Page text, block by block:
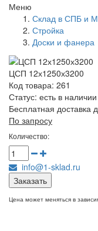
Меню
Склад в СПБ и
Стройка
Доски и фанера
ЦСП 12х1250х3200
Код товара: 261
Статус: есть в наличии
Бесплатная доставка
По запросу
Количество:
info@1-sklad.ru
Заказать
Цена может меняться в